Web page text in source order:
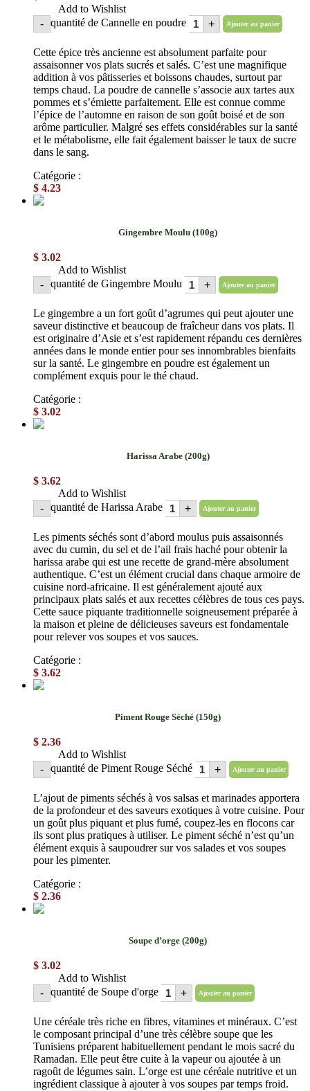
Add to Wishlist
- quantité de Cannelle en poudre + Ajouter au panier
Cette épice très ancienne est absolument parfaite pour
assaisonner vos plats sucrés et salés. C’est une magnifique
addition à vos pâtisseries et boissons chaudes, surtout par
temps chaud. La poudre de cannelle s’associe aux tartes aux
pommes et s’émiette parfaitement. Elle est connue comme
l’épice de l’automne en raison de son goût boisé et de son
arôme particulier. Malgré ses effets considérables sur la santé
et le métabolisme, elle fait également baisser le taux de sucre
dans le sang.
Catégorie :
$ 4.23
Gingembre Moulu (100g)
$ 3.02
Add to Wishlist
- quantité de Gingembre Moulu + Ajouter au panier
Le gingembre a un fort goût d’agrumes qui peut ajouter une
saveur distinctive et beaucoup de fraîcheur dans vos plats. Il
est originaire d’Asie et s’est rapidement répandu ces dernières
années dans le monde entier pour ses innombrables bienfaits
sur la santé. Le gingembre en poudre est également un
complément exquis pour le thé chaud.
Catégorie :
$ 3.02
Harissa Arabe (200g)
$ 3.62
Add to Wishlist
- quantité de Harissa Arabe + Ajouter au panier
Les piments séchés sont d’abord moulus puis assaisonnés
avec du cumin, du sel et de l’ail frais haché pour obtenir la
harissa arabe qui est une recette de grand-mère absolument
authentique. C’est un élément crucial dans chaque armoire de
cuisine nord-africaine. Il est généralement ajouté aux
principaux plats salés et aux recettes célèbres de tous ces pays.
Cette sauce piquante traditionnelle soigneusement préparée à
la maison et pleine de délicieuses saveurs est fondamentale
pour relever vos soupes et vos sauces.
Catégorie :
$ 3.62
Piment Rouge Séché (150g)
$ 2.36
Add to Wishlist
- quantité de Piment Rouge Séché + Ajouter au panier
L’ajout de piments séchés à vos salsas et marinades apportera
de la profondeur et des saveurs exotiques à votre cuisine. Pour
un goût plus piquant et plus fumé, coupez-les en flocons car
ils sont plus pratiques à utiliser. Le piment séché n’est qu’un
élément exquis à saupoudrer sur vos salades et vos soupes
pour les pimenter.
Catégorie :
$ 2.36
Soupe d’orge (200g)
$ 3.02
Add to Wishlist
- quantité de Soupe d'orge + Ajouter au panier
Une céréale très riche en fibres, vitamines et minéraux. C’est
le composant principal d’une très célèbre soupe que les
Tunisiens préparent habituellement pendant le mois sacré du
Ramadan. Elle peut être cuite à la vapeur ou ajoutée à un
ragoût de légumes sain. L’orge est une céréale nutritive et un
ingrédient classique à ajouter à vos soupes par temps froid.